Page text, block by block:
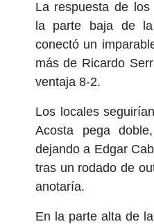
La respuesta de
la parte baja de la
conectó un
más de Ricardo
ventaja 8-2.
Los locales
Acosta pega
dejando a Edgar
tras un rodado de
anotaría.
En la parte alta de